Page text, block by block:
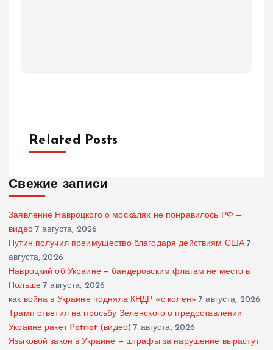
Related Posts
Свежие записи
Заявление Навроцкого о москалях не понравилось РФ —
видео 7 августа, 2026
Путин получил преимущество благодаря действиям США 7
августа, 2026
Навроцкий об Украине — бандеровским флагам не место в
Польше 7 августа, 2026
как война в Украине подняла КНДР «с колен» 7 августа, 2026
Трамп ответил на просьбу Зеленского о предоставлении
Украине ракет Patriot (видео) 7 августа, 2026
Языковой закон в Украине — штрафы за нарушение вырастут